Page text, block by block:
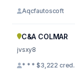
Aqcfautoscoft
C&A COLMAR
jvsxy8
* * * $3,222